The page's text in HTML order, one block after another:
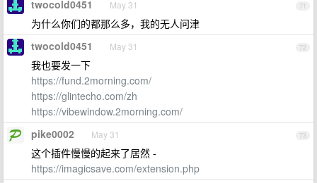
71
twocold0451 May 31
为什么你们的都那么多，我的无人问津
72
twocold0451 May 31
我也要发一下
https://fund.2morning.com/
https://glintecho.com/zh
https://vibewindow.2morning.com/
73
pike0002 May 31
这个插件慢慢的起来了居然 -
https://imagicsave.com/extension.php